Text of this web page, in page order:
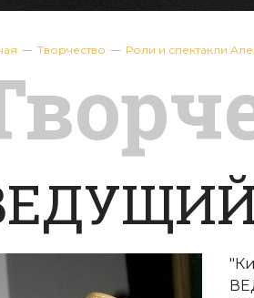
Творчество Роли и спектакли